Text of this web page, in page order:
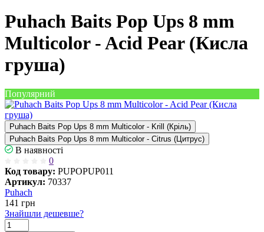
Puhach Baits Pop Ups 8 mm
Multicolor - Acid Pear (Кисла
груша)
Популярний
Puhach Baits Pop Ups 8 mm Multicolor - Krill (Кріль)
Puhach Baits Pop Ups 8 mm Multicolor - Citrus (Цитрус)
В наявності
0
Код товару: PUPOPUP011
Артикул: 70337
Puhach
141 грн
Знайшли дешевше?